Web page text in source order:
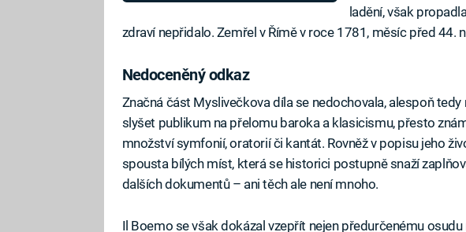
ladění, však
zdraví nepřidalo. Zemřel v Římě v roce 1781, měsíc před 44.
Nedoceněný odkaz
Značná část Myslivečkova díla se nedochovala, alespoň tedy
slyšet publikum na přelomu baroka a klasicismu, přesto
množství symfonií, oratorií či kantát. Rovněž v popisu jeho
spousta bílých míst, která se historici postupně snaží
dalších dokumentů – ani těch ale není mnoho.
Il Boemo se však dokázal vzepřít nejen předurčenému osudu